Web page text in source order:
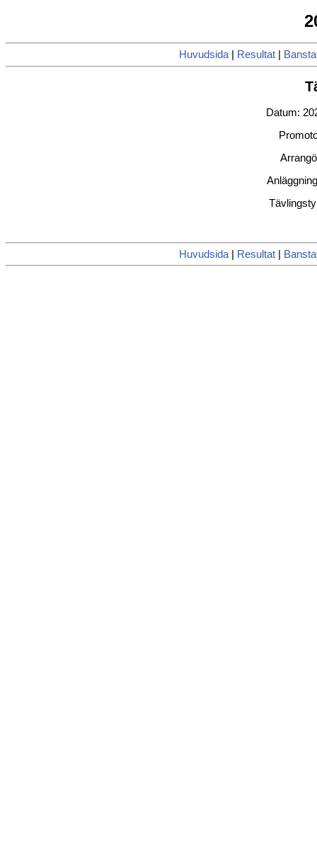
Huvudsida| Resultat
Datum:
Huvudsida Resultat